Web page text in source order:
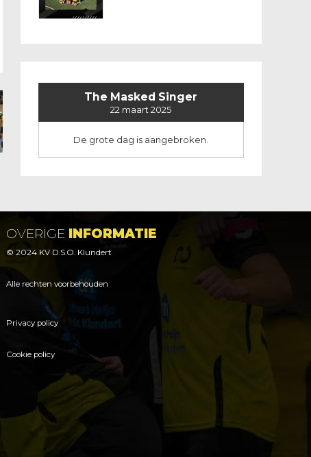
The Masked Singer
22 maart 2025
De grote dag is aangebroken.
OVERIGE INFORMATIE
© 2024 KV D.S.O. Klundert
Alle rechten voorbehouden
Privacy policy
Cookie policy